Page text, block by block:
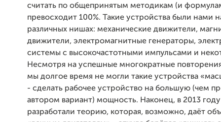
считать по общепринятым методикам (и
превосходит 100%. Такие устройства были нами
различных нишах: механические движители,
движители, электромагнитные генераторы,
системы с высокочастотными импульсами и
Несмотря на успешные многократные
мы долгое время не могли такие устройства
- сделать рабочее устройство на большую (чем
автором вариант) мощность. Наконец, в 2013
разработали теорию, которая, возможно, даёт